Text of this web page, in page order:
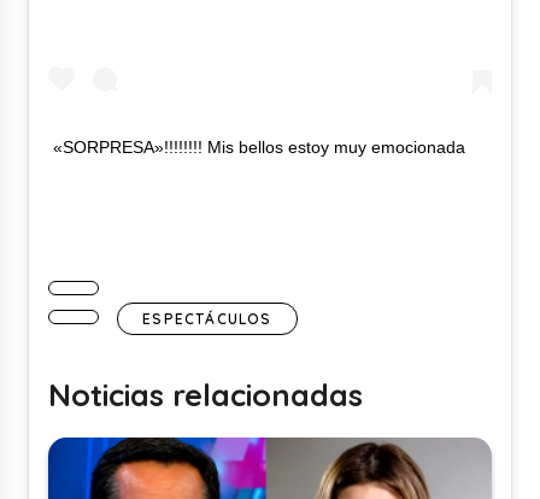
«SORPRESA»!!!!!!!! Mis bellos estoy muy emocionada
ESPECTÁCULOS
Noticias relacionadas